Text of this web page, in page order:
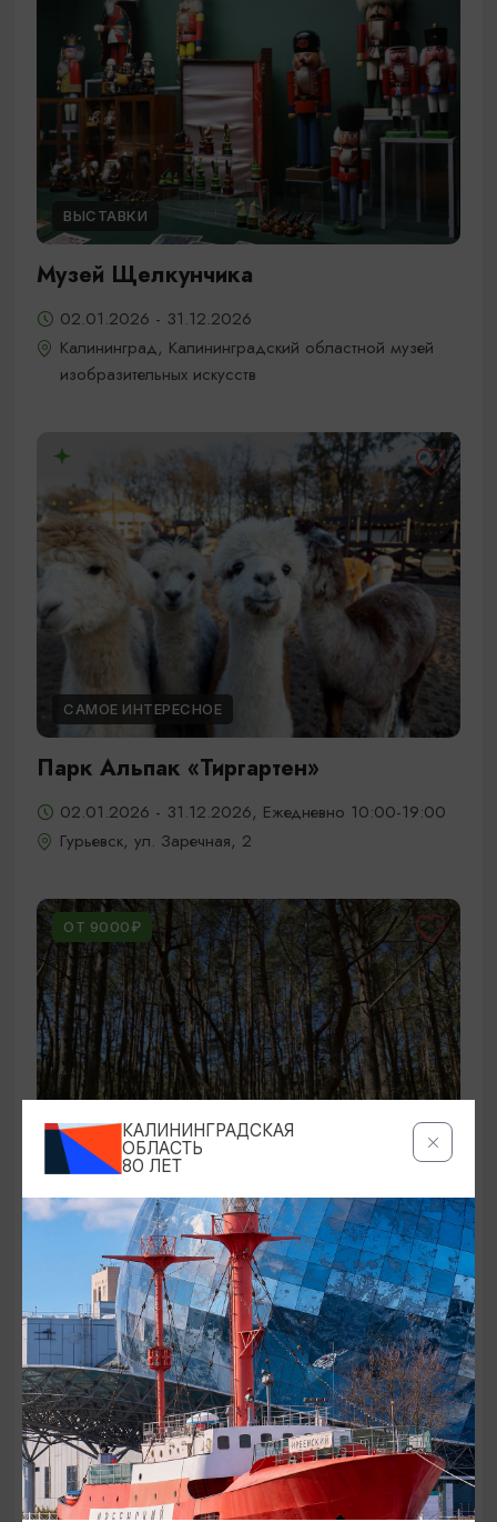
ВЫСТАВКИ
Музей Щелкунчика
02.01.2026 - 31.12.2026
Калининград, Калининградский областной музей
изобразительных искусств
САМОЕ ИНТЕРЕСНОЕ
Парк Альпак «Тиргартен»
02.01.2026 - 31.12.2026, Ежедневно 10:00-19:00
Гурьевск, ул. Заречная, 2
ОТ 9000₽
ЭКСКУРСИИ УЧРЕЖДЕНИЙ КУЛЬТУРЫ
Аудиоспектакль «Истории Куршской
косы»
01.02.2026 - 31.12.2026, 13:00
Куршская коса
ОТ 2500₽
КАЛИНИНГРАДСКАЯ
ОБЛАСТЬ
80 ЛЕТ